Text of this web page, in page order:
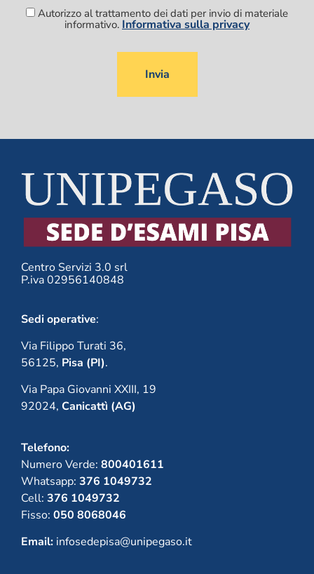
Autorizzo al trattamento dei dati per invio di materiale
informativo. Informativa sulla privacy
Centro Servizi 3.0 srl
P.iva 02956140848
Sedi operative:
Via Filippo Turati 36,
56125, Pisa (PI).
Via Papa Giovanni XXIII, 19
92024, Canicattì (AG)
Telefono:
Numero Verde: 800401611
Whatsapp: 376 1049732
Cell: 376 1049732
Fisso: 050 8068046
Email: infosedepisa@unipegaso.it